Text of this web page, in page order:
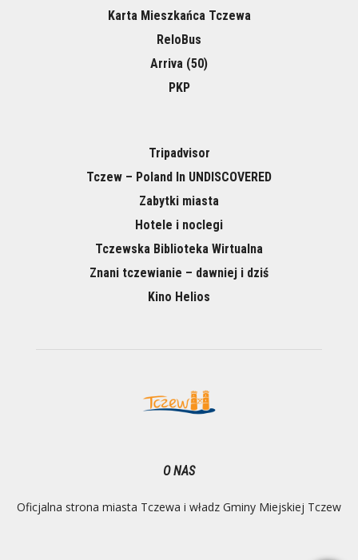
Karta Mieszkańca Tczewa
ReloBus
Arriva (50)
PKP
Tripadvisor
Tczew – Poland In UNDISCOVERED
Zabytki miasta
Hotele i noclegi
Tczewska Biblioteka Wirtualna
Znani tczewianie – dawniej i dziś
Kino Helios
O NAS
Oficjalna strona miasta Tczewa i władz Gminy Miejskiej Tczew